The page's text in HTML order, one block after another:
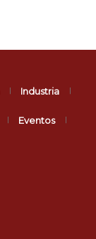
Industria
Eventos